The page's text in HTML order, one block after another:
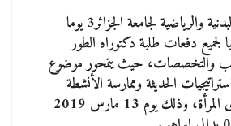
ينظم معهد التربية البدنية والرياضية لجامعة الجزائر3 يوما
لجميع دفعات طلبة دكتوراه الطور
والتخصصات، حيث يتمحور موضوع
الحديثة وممارسة الأنشطة
البدنية الرياضية لدى المرأة، وذلك يوم 13 مارس 2019